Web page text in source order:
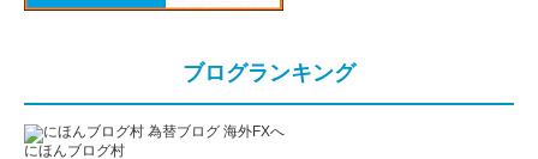
ブログランキング
にほんブログ村